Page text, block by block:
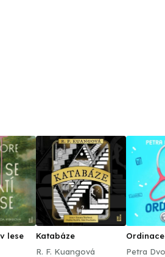
lese
Katabáze
R. F. Kuangová
Ordinace
Petra